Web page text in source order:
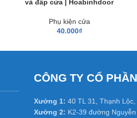
và đâp cửa | Hoabinhdoor
Phụ kiện cửa
40.000₫
CÔNG TY CỔ
Xưởng 1: 40 TL 31, Thạnh
Xưởng 2: K2-39 đường